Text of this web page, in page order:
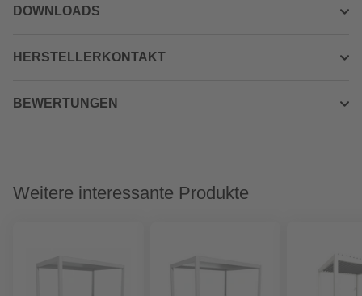
DOWNLOADS
HERSTELLERKONTAKT
BEWERTUNGEN
Weitere interessante Produkte